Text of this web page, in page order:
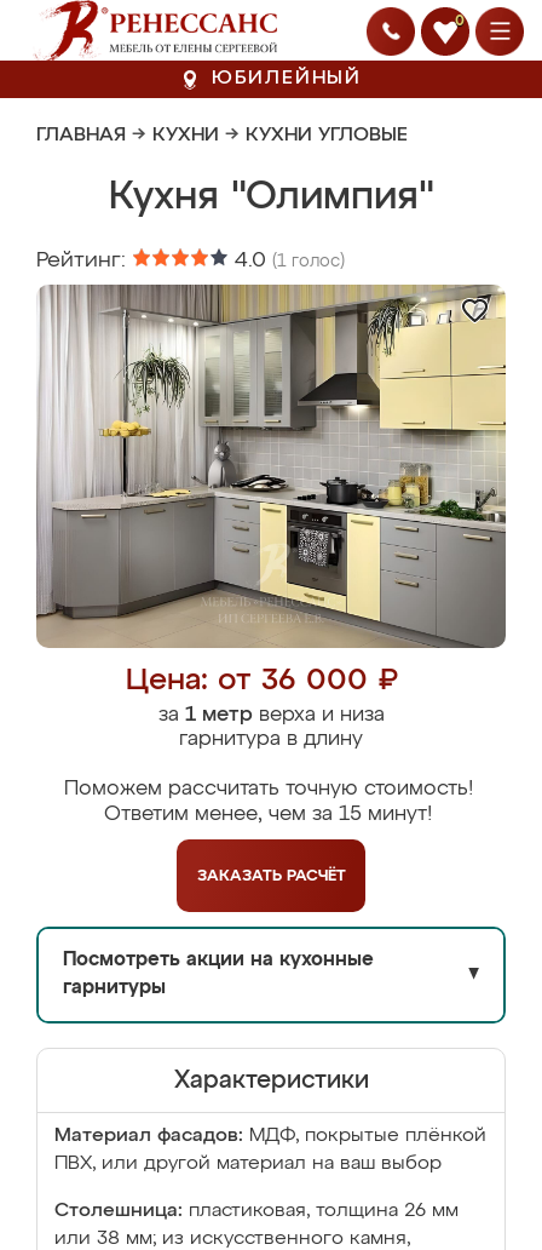
0
ЮБИЛЕЙНЫЙ
ГЛАВНАЯ → КУХНИ → КУХНИ УГЛОВЫЕ
Кухня "Олимпия"
Рейтинг: 4.0 (1 голос)
Цена: от 36 000 ₽
за 1 метрверха и низа
гарнитура в длину
Поможем рассчитать точную стоимость!
Ответим менее, чем за 15 минут!
ЗАКАЗАТЬ РАСЧЁТ
Посмотреть акции на кухонные
гарнитуры
▼
Характеристики
Материал фасадов: МДФ, покрытые плёнкой
ПВХ, или другой материал на ваш выбор
Столешница: пластиковая, толщина 26 мм
или 38 мм; из искусственного камня,